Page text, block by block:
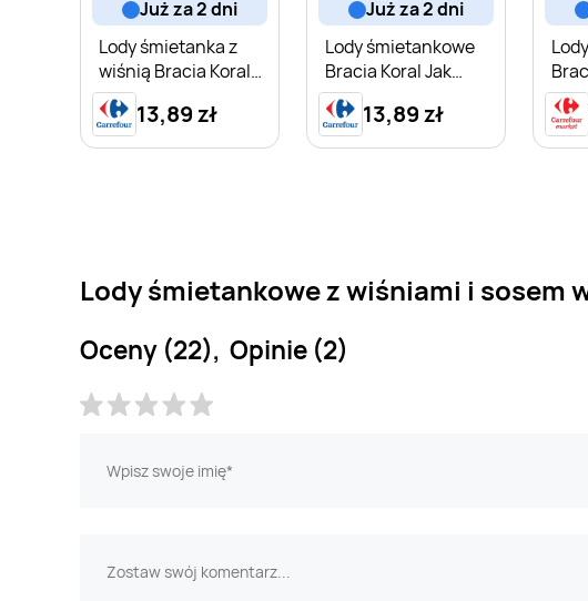
już za 2 dni
Lody śmietanka z
wiśnią Bracia Koral
Jak Dawniej
13,89 zł
już za 2 dni
Lody śmietankowe
Bracia Koral Jak
Dawniej
13,89 zł
Lody śmietankowe z wiśniami i sosem
Oceny (22), Opinie (2)